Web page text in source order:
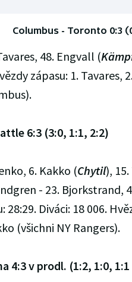
Columbus - Toronto 0:3
48. Engvall (
zápasu: 1.
6:3 (3:0, 1:1, 2:2)
6. Kakko (Chytil),
- 23. Bjorkstrand,
Diváci: 18 006.
(všichni NY Rangers).
4:3 v prodl. (1:2, 1:0, 1:1